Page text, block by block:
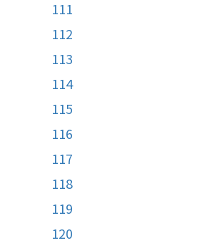
111
112
113
114
115
116
117
118
119
120